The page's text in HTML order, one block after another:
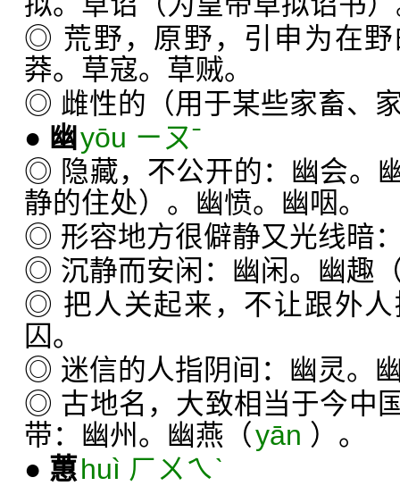
◎ 荒野，原野，引申为在
莽。草寇。草贼。
◎ 雌性的（用于某些家畜、
● 幽 yōu ㄧㄡˉ
◎ 隐藏，不公开的：幽会。
静的住处）。幽愤。幽咽。
◎ 形容地方很僻静又光线暗
◎ 沉静而安闲：幽闲。幽趣
◎ 把人关起来，不让跟外
囚。
◎ 迷信的人指阴间：幽灵。
◎ 古地名，大致相当于今中
带：幽州。幽燕（yān ）。
● 蕙huì ㄏㄨㄟˋ